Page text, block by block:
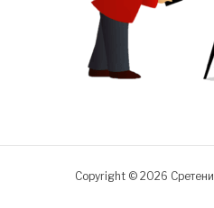
Copyright © 2026